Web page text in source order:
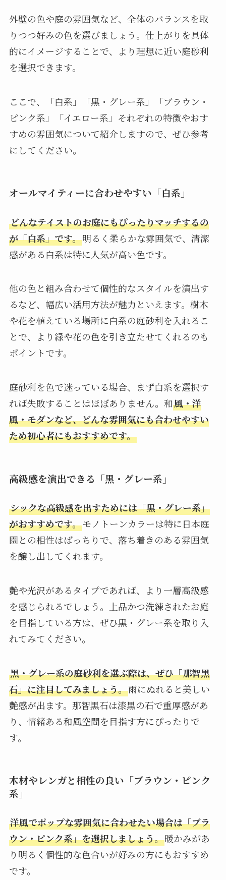
外壁の色や庭の雰囲気など、全体のバランスを取
りつつ好みの色を選びましょう。仕上がりを具体
的にイメージすることで、より理想に近い庭砂利
を選択できます。
ここで、「白系」「黒・グレー系」「ブラウン・
ピンク系」「イエロー系」それぞれの特徴やおす
すめの雰囲気について紹介しますので、ぜひ参考
にしてください。
オールマイティーに合わせやすい「白系」
どんなテイストのお庭にもぴったりマッチするの
が「白系」です。明るく柔らかな雰囲気で、清潔
感がある白系は特に人気が高い色です。
他の色と組み合わせて個性的なスタイルを演出す
るなど、幅広い活用方法が魅力といえます。樹木
や花を植えている場所に白系の庭砂利を入れるこ
とで、より緑や花の色を引き立たせてくれるのも
ポイントです。
庭砂利を色で迷っている場合、まず白系を選択す
れば失敗することはほぼありません。和風・洋
風・モダンなど、どんな雰囲気にも合わせやすい
ため初心者にもおすすめです。
高級感を演出できる「黒・グレー系」
シックな高級感を出すためには「黒・グレー系」
がおすすめです。モノトーンカラーは特に日本庭
園との相性はばっちりで、落ち着きのある雰囲気
を醸し出してくれます。
艶や光沢があるタイプであれば、より一層高級感
を感じられるでしょう。上品かつ洗練されたお庭
を目指している方は、ぜひ黒・グレー系を取り入
れてみてください。
黒・グレー系の庭砂利を選ぶ際は、ぜひ「那智黒
石」に注目してみましょう。雨にぬれると美しい
艶感が出ます。那智黒石は漆黒の石で重厚感があ
り、情緒ある和風空間を目指す方にぴったりで
す。
木材やレンガと相性の良い「ブラウン・ピンク
系」
洋風でポップな雰囲気に合わせたい場合は「ブラ
ウン・ピンク系」を選択しましょう。暖かみがあ
り明るく個性的な色合いが好みの方にもおすすめ
です。